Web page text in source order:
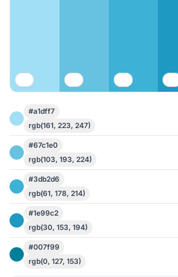
#a1dff7
rgb(161, 223, 247)
#67c1e0
rgb(103, 193, 224)
#3db2d6
rgb(61, 178, 214)
#1e99c2
rgb(30, 153, 194)
#007f99
rgb(0, 127, 153)